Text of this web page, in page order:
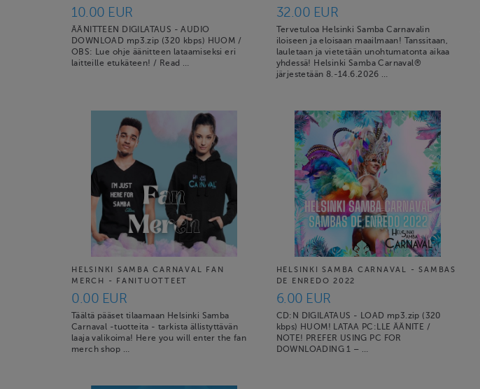
10.00 EUR
ÄÄNITTEEN DIGILATAUS - AUDIO
DOWNLOAD mp3.zip (320 kbps) HUOM /
OBS: Lue ohje äänitteen lataamiseksi eri
laitteille etukäteen! / Read …
32.00 EUR
Tervetuloa Helsinki Samba Carnavalin
iloiseen ja eloisaan maailmaan! Tanssitaan,
lauletaan ja vietetään unohtumatonta aikaa
yhdessä! Helsinki Samba Carnaval®
järjestetään 8.-14.6.2026 …
HELSINKI SAMBA CARNAVAL FAN
MERCH - FANITUOTTEET
0.00 EUR
Täältä pääset tilaamaan Helsinki Samba
Carnaval -tuotteita - tarkista ällistyttävän
laaja valikoima! Here you will enter the fan
merch shop …
HELSINKI SAMBA CARNAVAL - SAMBAS
DE ENREDO 2022
6.00 EUR
CD:N DIGILATAUS - LOAD mp3.zip (320
kbps) HUOM! LATAA PC:LLE ÄÄNITE /
NOTE! PREFER USING PC FOR
DOWNLOADING 1 – …